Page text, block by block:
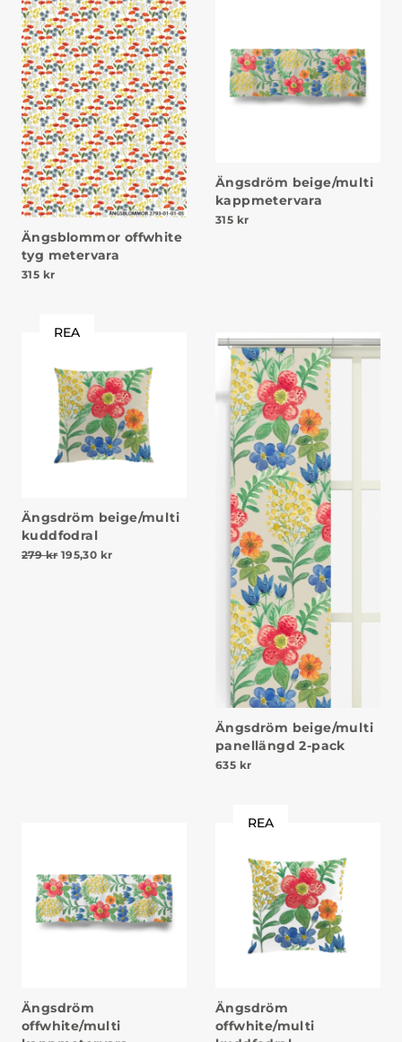
Ängsblommor offwhite
tyg metervara
315 kr
Ängsdröm beige/multi
kappmetervara
315 kr
REA
Ängsdröm beige/multi
kuddfodral
279kr Det ursprungliga priset var: 279 kr.
195,30 krDet nuvarande priset är: 195,30 kr.
Ängsdröm beige/multi
panellängd 2-pack
635 kr
Ängsdröm
offwhite/multi
REA
Ängsdröm
offwhite/multi